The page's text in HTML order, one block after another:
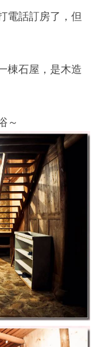
電話訂房了，但
棟石屋，是木造
～